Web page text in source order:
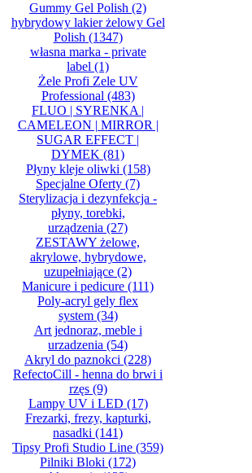
Gummy Gel Polish (2)
hybrydowy lakier żelowy Gel
Polish (1347)
własna marka - private
label (1)
Żele Profi Zele UV
Professional (483)
FLUO | SYRENKA |
CAMELEON | MIRROR |
SUGAR EFFECT |
DYMEK (81)
Płyny kleje oliwki (158)
Specjalne Oferty (7)
Sterylizacja i dezynfekcja -
płyny, torebki,
urządzenia (27)
ZESTAWY żelowe,
akrylowe, hybrydowe,
uzupełniające (2)
Manicure i pedicure (111)
Poly-acryl gely flex
system(34)
Art jednoraz, meble i
urzadzenia (54)
Akryl do paznokci (228)
RefectoCill - henna do brwi i
rzęs(9)
Lampy UV i LED (17)
Frezarki, frezy, kapturki,
nasadki (141)
Tipsy Profi Studio Line (359)
Pilniki Bloki (172)